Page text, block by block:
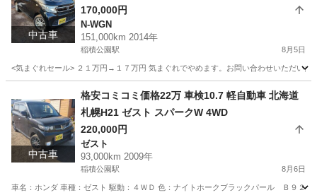
中古車
170,000円
N-WGN
151,000km 2014年
稲積公園駅 8月5日
<気まぐれセール> ２１万円→１７万円 気まぐれでやめます。お問い合わせいただい
稲積公園駅 N-WGN NWGN
中古車
格安コミコミ価格22万 車検10.7 軽自動車 北海道
札幌H21 ゼスト スパークW 4WD
220,000円
ゼスト
93,000km 2009年
稲積公園駅 8月6日
車名：ホンダ 車種：ゼスト 駆動：４ＷＤ 色：ナイトホークブラックパール Ｂ９２